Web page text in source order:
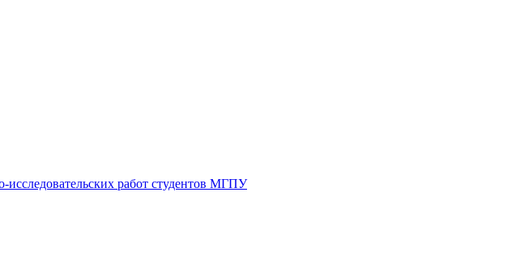
исследовательских работ студентов МГПУ